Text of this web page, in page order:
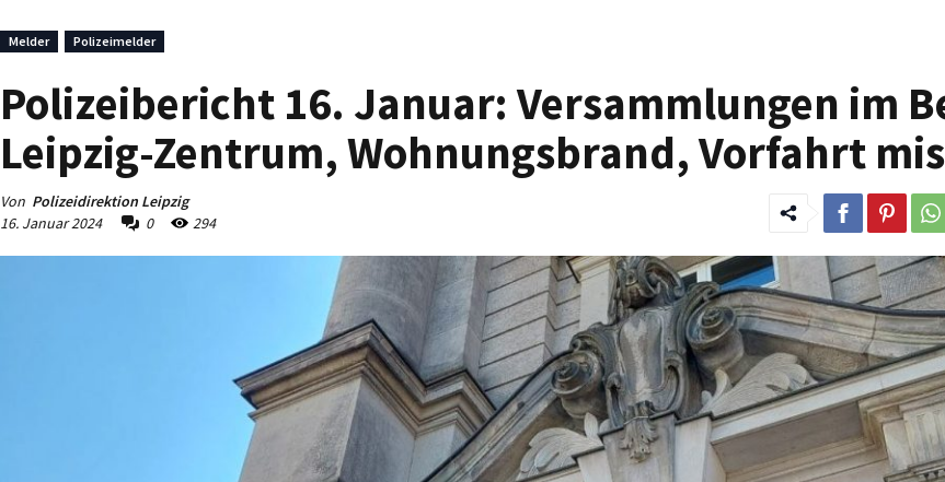
Melder Polizeimelder
Polizeibericht 16. Januar: Versammlungen im
Leipzig-Zentrum, Wohnungsbrand, Vorfahrt
Von Polizeidirektion Leipzig
16. Januar 2024
0 294